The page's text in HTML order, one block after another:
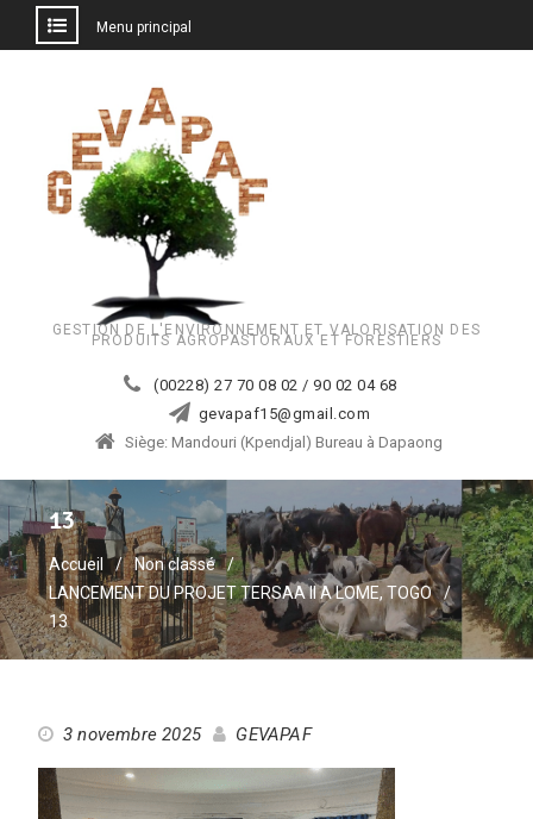
Menu principal
GESTION DE L'ENVIRONNEMENT ET VALORISATION DES
PRODUITS AGROPASTORAUX ET FORESTIERS
(00228) 27 70 08 02 / 90 02 04 68
gevapaf15@gmail.com
Siège: Mandouri (Kpendjal) Bureau à Dapaong
13
Accueil
Non classé
LANCEMENT DU PROJET TERSAA II A LOME, TOGO
13
3 novembre 2025 GEVAPAF